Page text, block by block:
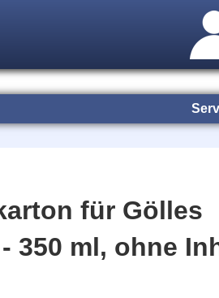
für Gölles
350 ml, ohne